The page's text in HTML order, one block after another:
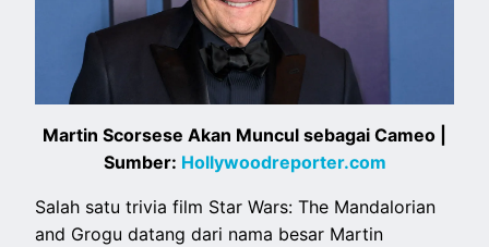
Martin Scorsese Akan Muncul sebagai Cameo |
Sumber: Hollywoodreporter.com
Salah satu trivia film Star Wars: The Mandalorian
and Grogu datang dari nama besar Martin